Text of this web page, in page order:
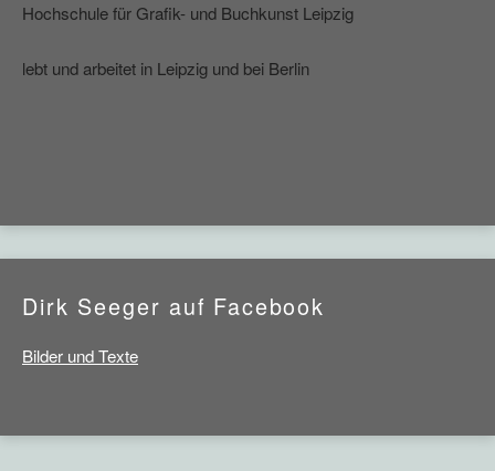
Hochschule für Grafik- und Buchkunst Leipzig
lebt und arbeitet in Leipzig und bei Berlin
Dirk Seeger auf Facebook
Bilder und Texte